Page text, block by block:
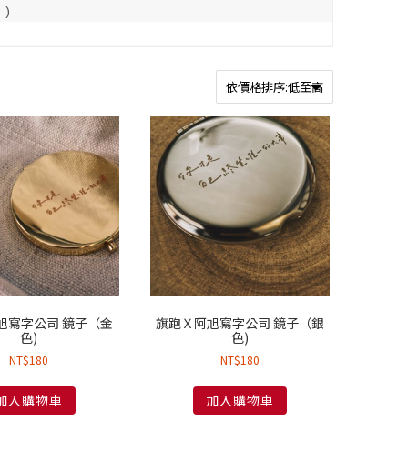
)
寫字公司 鏡子（金
色)
NT$180
入購物車
旗跑Ｘ阿旭寫字公司 鏡子（銀
色)
NT$180
加入購物車